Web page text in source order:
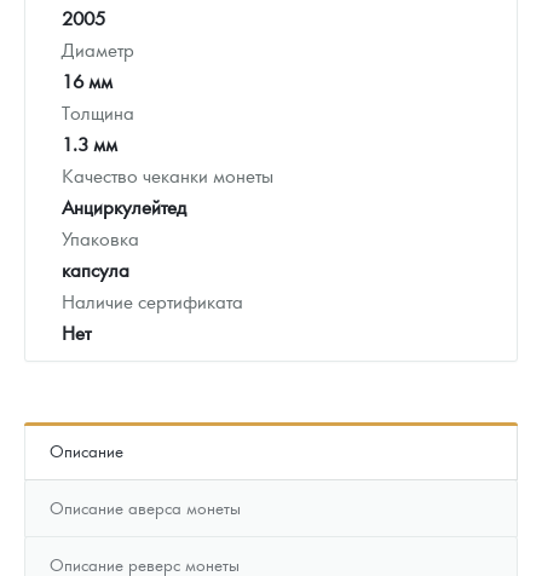
2005
Диаметр
16 мм
Толщина
1.3 мм
Качество чеканки монеты
Анциркулейтед
Упаковка
капсула
Наличие сертификата
Нет
Описание
Описание аверса монеты
Описание реверс монеты